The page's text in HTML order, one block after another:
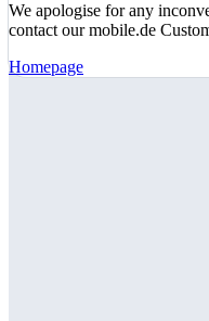
We apologise for any
contact our mobile.de
Homepage